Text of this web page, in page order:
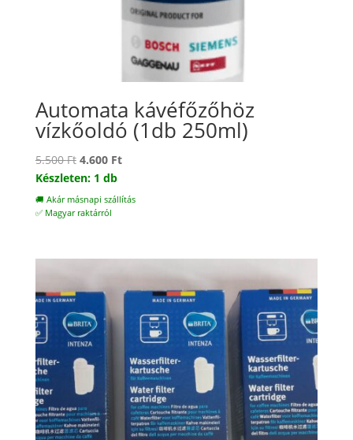
Automata kávéfőzőhöz
vízkőoldó (1db 250ml)
5.500Ft Original
price
was:
5.500 Ft.
4.600 FtCurrent
is:
Készleten: 1 db
🚚 Akár másnapi szállítás
✅ Magyar raktárról